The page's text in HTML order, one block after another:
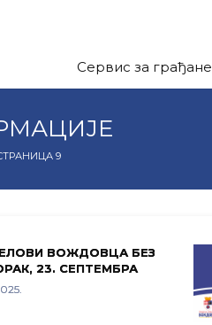
Сервис за грађане
9
ВОЖДОВЦА БЕЗ
23. СЕПТЕМБРА